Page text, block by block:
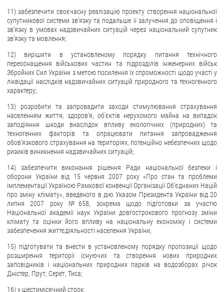
11) забезпечити своєчасну реалізацію проекту створення національної
супутникової системи зв'язку та подальше її залучення до оповіщення і
зв'язку в умовах надзвичайних ситуацій через національний супутник
зв'язку та мовлення;
12) вирішити в установленому порядку питання технічного
переоснащення військових частин та підрозділів інженерних військ
Збройних Сил України з метою посилення їх спроможності щодо участі у
ліквідації наслідків надзвичайних ситуацій природного та техногенного
характеру;
13) розробити та запровадити заходи стимулювання страхування
населенням життя, здоров'я, об'єктів нерухомого майна на випадок
заподіяння шкоди внаслідок впливу екологічних (природних) та
техногенних факторів та опрацювати питання запровадження
обов'язкового страхування на територіях, потенційно небезпечних щодо
ризиків виникнення надзвичайних ситуацій;
14) забезпечити виконання рішення Ради національної безпеки і
оборони України від 15 червня 2007 року «Про стан та проблеми
імплементації Україною Рамкової конвенції Організації Об'єднаних Націй
про зміну клімату», введеного в дію Указом Президента України від 20
липня 2007 року №658, зокрема щодо підготовки за участю
Національної академії наук України довгострокового прогнозу зміни
клімату та оцінки його впливу на національну економіку і системи
забезпечення життєдіяльності населення України;
15) підготувати та внести в установленому порядку пропозиції щодо
розширення території існуючих та створення нових природних
заповідників і національних природних парків на водозборах річок
Дністер, Прут, Серет, Тиса;
16) у шестимісячний строк: